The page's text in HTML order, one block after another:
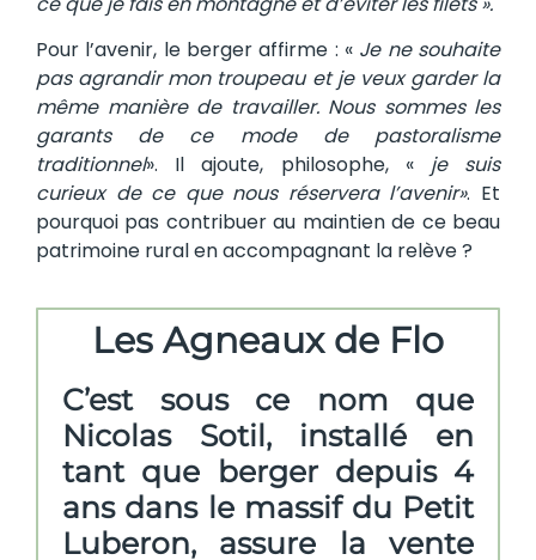
Pour l’avenir, le berger affirme : « Je ne souhaite
pas agrandir mon troupeau et je veux garder la
même manière de travailler. Nous sommes les
garants de ce mode de pastoralisme
traditionnel». Il ajoute, philosophe, « je suis
curieux de ce que nous réservera l’avenir». Et
pourquoi pas contribuer au maintien de ce beau
patrimoine rural en accompagnant la relève ?
Les Agneaux de Flo
C’est sous ce nom que
Nicolas Sotil, installé en
tant que berger depuis 4
ans dans le massif du Petit
Luberon, assure la vente